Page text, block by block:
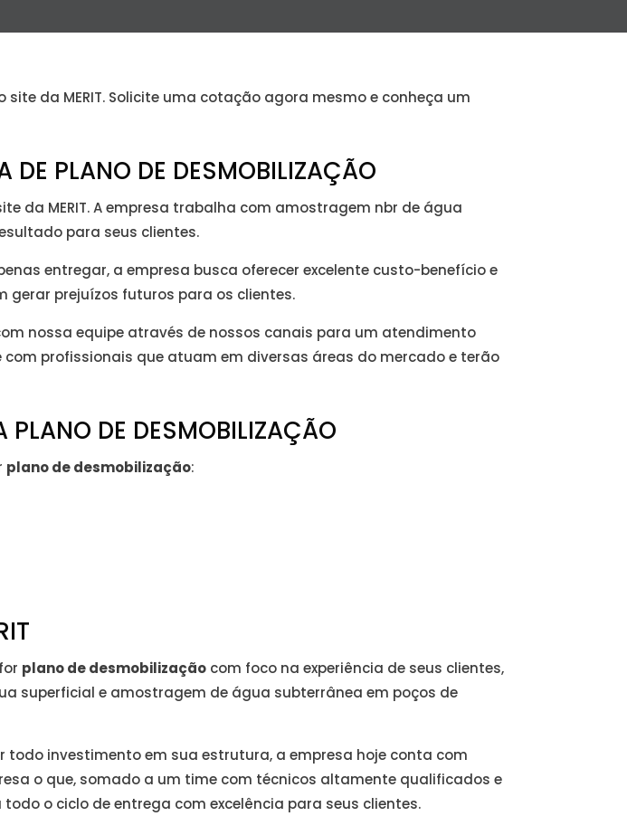
site da MERIT. Solicite uma cotação agora mesmo e conheça um
DE PLANO DE DESMOBILIZAÇÃO
da MERIT. A empresa trabalha com amostragem nbr de água
para seus clientes.
entregar, a empresa busca oferecer excelente custo-benefício e
gerar prejuízos futuros para os clientes.
nossa equipe através de nossos canais para um atendimento
com profissionais que atuam em diversas áreas do mercado e terão
PLANO DE DESMOBILIZAÇÃO
plano de desmobilização:
plano de desmobilizaçãocom foco na experiência de seus clientes,
superficial e amostragem de água subterrânea em poços de
investimento em sua estrutura, a empresa hoje conta com
o que, somado a um time com técnicos altamente qualificados e
o ciclo de entrega com excelência para seus clientes.